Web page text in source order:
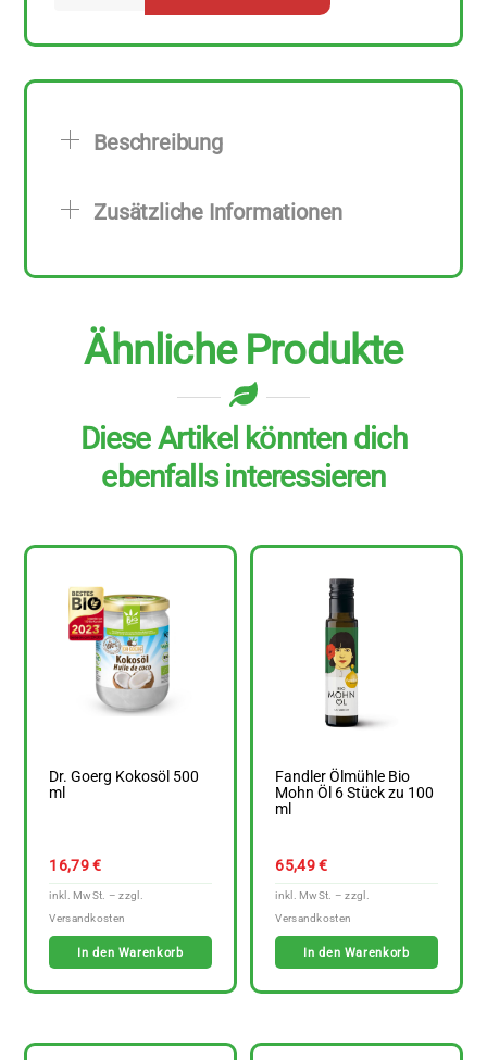
Stück
ml
Beschreibung
Zusätzliche Informationen
Ähnliche Produkte
Diese Artikel könnten dich
ebenfalls interessieren
Dr. Goerg Kokosöl 500
ml
16,79€
In den Warenkorb
Fandler Ölmühle Bio
Mohn Öl 6 Stück zu 100
ml
65,49€
In den Warenkorb